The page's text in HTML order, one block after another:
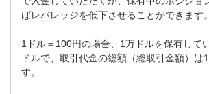
ばレバレッジを低下させることができます。
1ドル＝100円の場合、1万ドルを保有して
ドルで、取引代金の総額（総取引金額）は
す。